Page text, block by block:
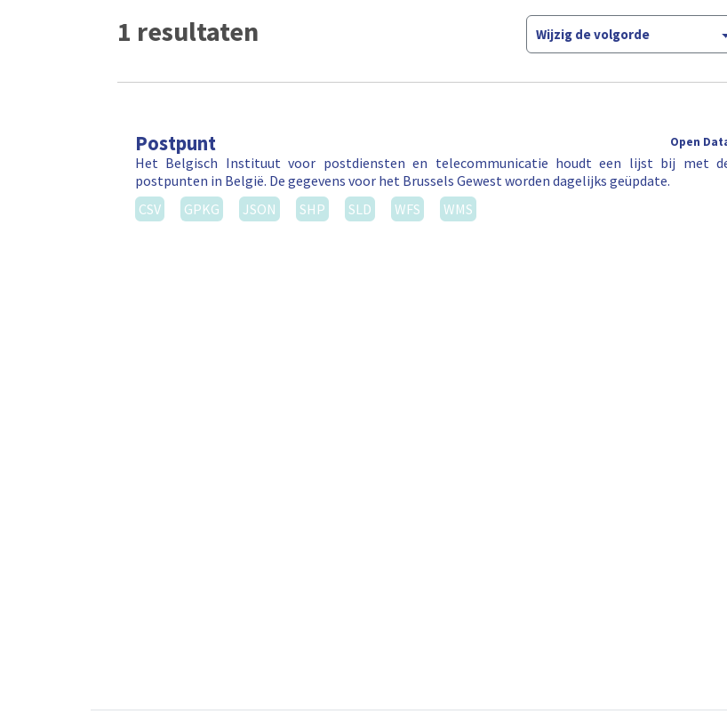
1 resultaten Wijzig de volgorde
Postpunt Open
Het Belgisch Instituut voor postdiensten en telecommunicatie houdt een lijst bij met
postpunten in België. De gegevens voor het Brussels Gewest worden dagelijks geüpdate.
CSV
GPKG JSON SHP SLD WFS WMS